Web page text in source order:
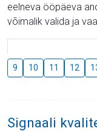
eelneva ööpäeva
võimalik valida ja
9 10 11 12
Signaali